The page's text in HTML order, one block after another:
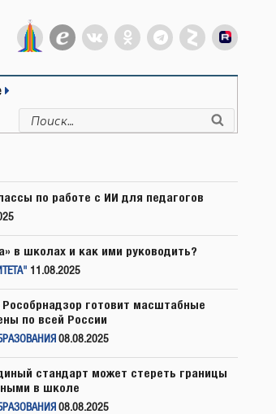
Искать:
по работе с ИИ для педагогов
в школах и как ими руководить?
11.08.2025
готовит масштабные
по всей России
08.08.2025
стандарт может стереть границы
в школе
08.08.2025